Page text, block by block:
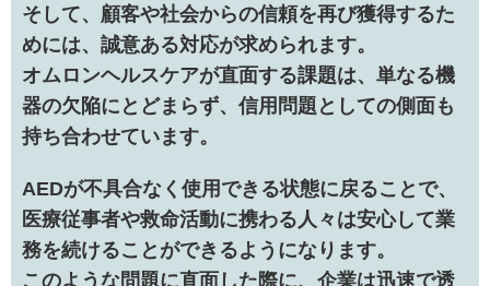
そして、顧客や社会からの信頼を再び獲得するた
めには、誠意ある対応が求められます。
オムロンヘルスケアが直面する課題は、単なる機
器の欠陥にとどまらず、信用問題としての側面も
持ち合わせています。
AEDが不具合なく使用できる状態に戻ることで、
医療従事者や救命活動に携わる人々は安心して業
務を続けることができるようになります。
このような問題に直面した際に、企業は迅速で透